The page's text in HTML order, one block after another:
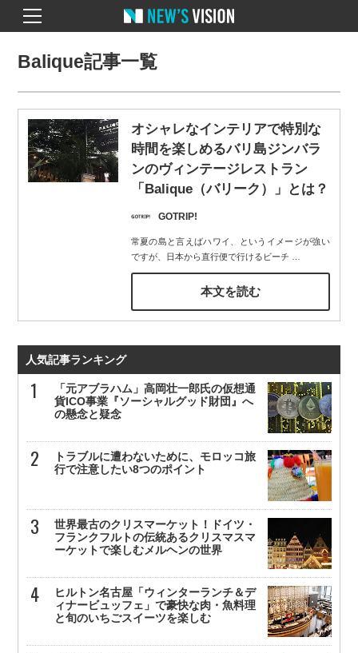
Balique記事一覧
オシャレなインテリアで特別な
時間を楽しめるバリ島ジンバラ
ンのヴィンテージレストラン
「Balique（バリーク）」とは？
GOTRIP!
常夏の島と言えばハワイ、というイメージが強い
ですが、日本から直行便で行けるビーチ
本文を読む
人気記事ランキング
「元アブラハム」高岡壮一郎氏の仮想通
貨ICO事業『ソーシャルグッド財団』へ
の懸念と疑念
トラブルに遭わないために、モロッコ旅
行で注意したい8つのポイント
世界最古のクリスマーケット！ドイツ・
フランクフルトの伝統あるクリスマスマ
ーケットで楽しむメルヘンの世界
ヒルトン名古屋「ウィンターランチ＆デ
ィナービュッフェ」で豪快な肉・魚料理
と旬のいちごスイーツを楽しむ